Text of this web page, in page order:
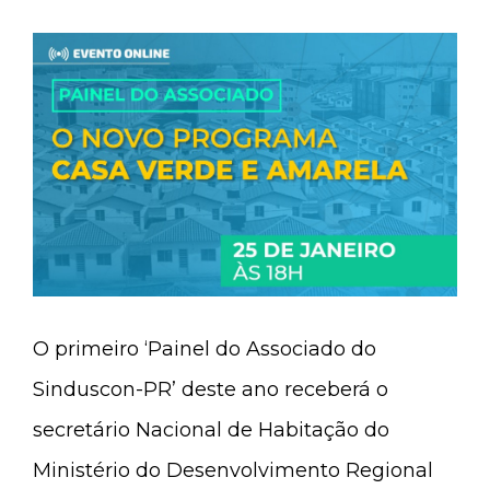
O primeiro ‘Painel do Associado do
Sinduscon-PR’ deste ano receberá o
secretário Nacional de Habitação do
Ministério do Desenvolvimento Regional